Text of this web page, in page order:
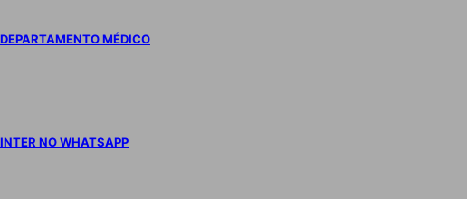
DEPARTAMENTO MÉDICO
INTER NO WHATSAPP